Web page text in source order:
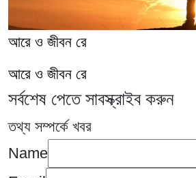
আরে ও জীবন রে
আরে ও জীবন রে
সর্বশেষ পেতে সাবস্ক্রাইব করুন
তথ্য সম্পর্কে খবর
Name